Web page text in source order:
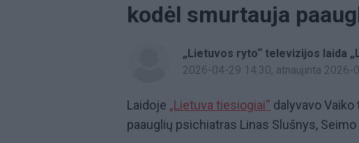
kodėl smurtauja
„Lietuvos ryto“ televizijos laida
2026-04-29 14:30, atnaujinta 2026-
Laidoje „Lietuva tiesiogiai“ dalyvavo
paauglių psichiatras Linas Slušnys, Seimo